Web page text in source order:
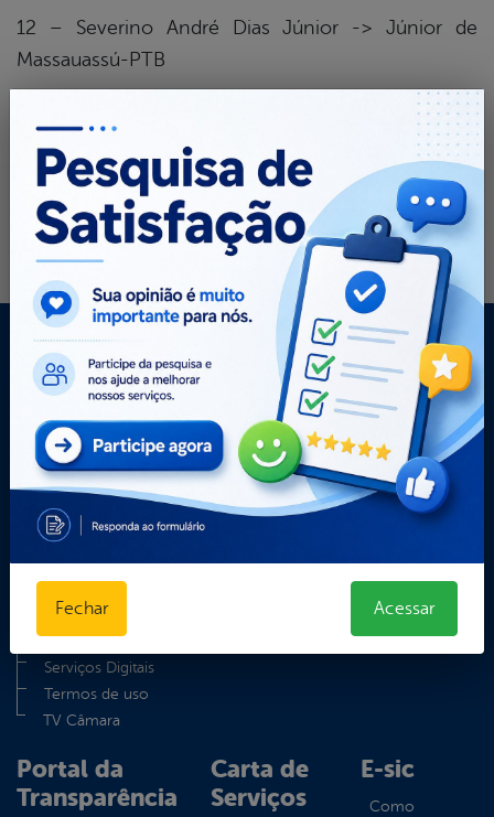
12 – Severino André Dias Júnior -> Júnior de
Massauassú-PTB
13 – Severino Francisco dos Santos -> Léo de
Mapa do Site
A Câmara
Acessibilidade
Contato
Dados abertos
Glossário
Mapa do Site
Notícias
Perguntas Frequentes
Política de Cookies
Regimento Interno
Serviços Digitais
Termos de uso
TV Câmara
Portal da
Transparência
Carta de
Serviços
E-sic
Como
Fechar Acessar